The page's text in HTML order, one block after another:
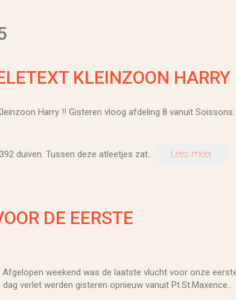
KLEINZOON HARRY
Harry !! Gisteren vloog afdeling 8 vanuit Soissons.
duiven. Tussen deze atleetjes zat... Lees meer
DE EERSTE
weekend was de laatste vlucht voor onze
verlet werden gisteren opnieuw vanuit Pt.St.Maxence...